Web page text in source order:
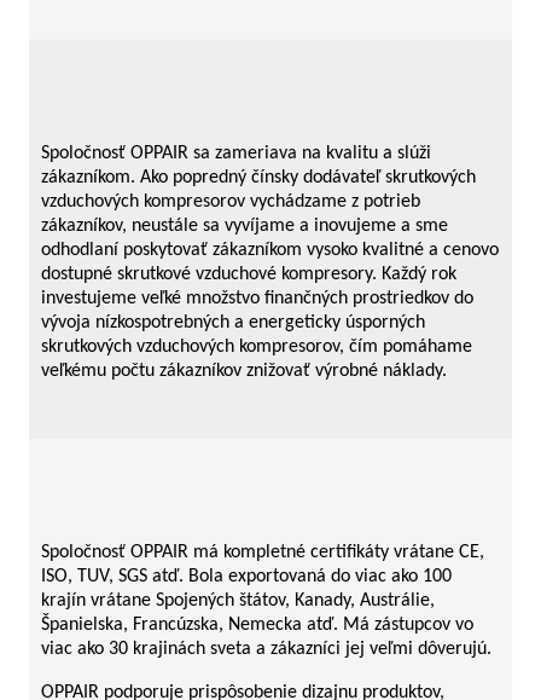
Spoločnosť OPPAIR sa zameriava na kvalitu a slúži
zákazníkom. Ako popredný čínsky dodávateľ skrutkových
vzduchových kompresorov vychádzame z potrieb
zákazníkov, neustále sa vyvíjame a inovujeme a sme
odhodlaní poskytovať zákazníkom vysoko kvalitné a cenovo
dostupné skrutkové vzduchové kompresory. Každý rok
investujeme veľké množstvo finančných prostriedkov do
vývoja nízkospotrebných a energeticky úsporných
skrutkových vzduchových kompresorov, čím pomáhame
veľkému počtu zákazníkov znižovať výrobné náklady.
Spoločnosť OPPAIR má kompletné certifikáty vrátane CE,
ISO, TUV, SGS atď. Bola exportovaná do viac ako 100
krajín vrátane Spojených štátov, Kanady, Austrálie,
Španielska, Francúzska, Nemecka atď. Má zástupcov vo
viac ako 30 krajinách sveta a zákazníci jej veľmi dôverujú.
OPPAIR podporuje prispôsobenie dizajnu produktov,